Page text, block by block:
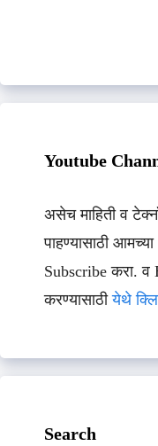
Youtube
असेच माहिती व
पाहण्यासाठी
Subscribe करा.
करण्यासाठीयेथे
Search